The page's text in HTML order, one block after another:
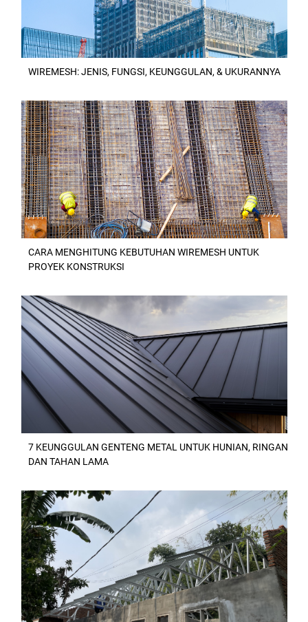
WIREMESH: JENIS, FUNGSI, KEUNGGULAN, & UKURANNYA
CARA MENGHITUNG KEBUTUHAN WIREMESH UNTUK
PROYEK KONSTRUKSI
7 KEUNGGULAN GENTENG METAL UNTUK HUNIAN, RINGAN
DAN TAHAN LAMA